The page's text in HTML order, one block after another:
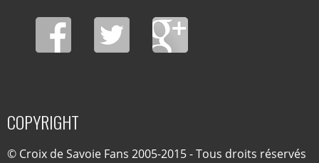
COPYRIGHT
© Croix de Savoie Fans 2005-2015 - Tous droits réservés